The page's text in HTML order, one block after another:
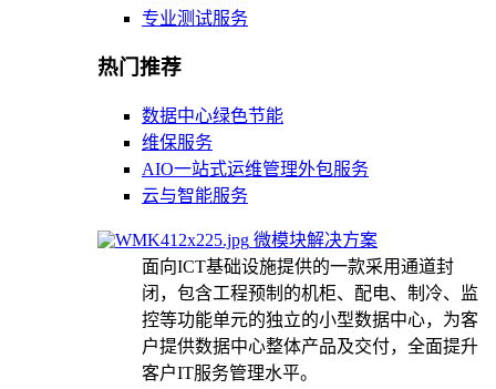
专业测试服务
热门推荐
数据中心绿色节能
维保服务
AIO一站式运维管理外包服务
云与智能服务
微模块解决方案
面向ICT基础设施提供的一款采用通道封
闭，包含工程预制的机柜、配电、制冷、监
控等功能单元的独立的小型数据中心，为客
户提供数据中心整体产品及交付，全面提升
客户IT服务管理水平。